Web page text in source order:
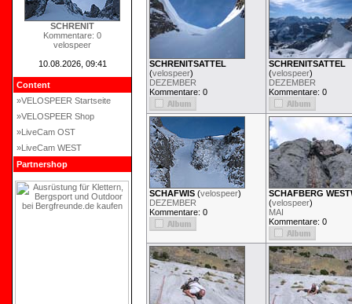
SCHRENIT
Kommentare: 0
velospeer
10.08.2026, 09:41
Content
»VELOSPEER Startseite
»VELOSPEER Shop
»LiveCam OST
»LiveCam WEST
Partnershop
SCHRENITSATTEL
(velospeer)
DEZEMBER
Kommentare: 0
SCHRENITSATTEL
(velospeer)
DEZEMBER
Kommentare: 0
SCHAFWIS (velospeer)
DEZEMBER
Kommentare: 0
SCHAFBERG
(velospeer)
MAI
Kommentare: 0